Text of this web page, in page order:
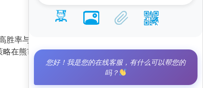
率与低回撤的平衡：
略在熊市中的回撤水平，表明策略具备较
您好！我是您的在线客服，有什么可以帮您的
吗？